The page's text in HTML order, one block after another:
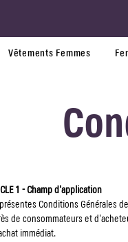
Vêtements Femmes
1 - Champ d'application
Conditions Générales
de consommateurs et
immédiat.